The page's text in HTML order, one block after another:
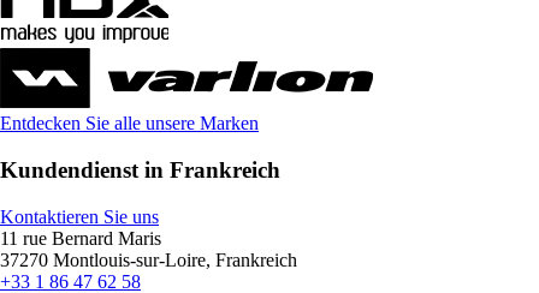
Entdecken Sie alle unsere Marken
Kundendienst in Frankreich
Kontaktieren Sie uns
11 rue Bernard Maris
37270 Montlouis-sur-Loire, Frankreich
+33 1 86 47 62 58